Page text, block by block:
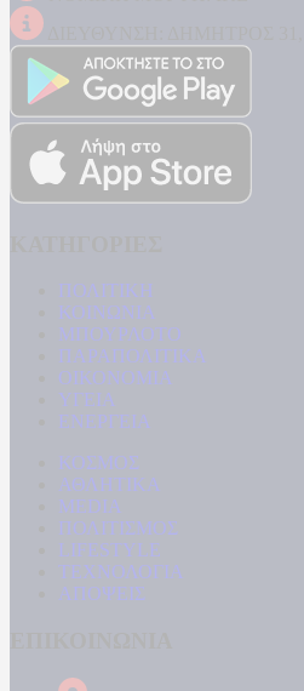
ΠΟΛΙΤΙΚΗ
ΚΟΙΝΩΝΙΑ
ΜΠΟΥΡΛΟΤΟ
ΠΑΡΑΠΟΛΙΤΙΚΑ
ΟΙΚΟΝΟΜΙΑ
ΥΓΕΙΑ
ΕΝΕΡΓΕΙΑ
ΚΟΣΜΟΣ
ΑΘΛΗΤΙΚΑ
MEDIA
ΠΟΛΙΤΙΣΜΟΣ
LIFESTYLE
ΤΕΧΝΟΛΟΓΙΑ
ΑΠΟΨΕΙΣ